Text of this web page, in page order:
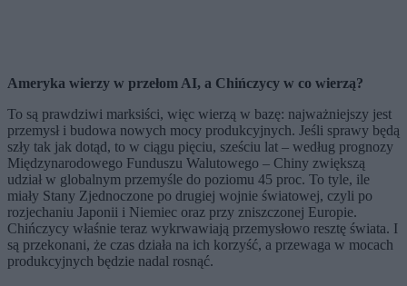
Ameryka wierzy w przełom AI, a Chińczycy w co wierzą?
To są prawdziwi marksiści, więc wierzą w bazę: najważniejszy jest
przemysł i budowa nowych mocy produkcyjnych. Jeśli sprawy będą
szły tak jak dotąd, to w ciągu pięciu, sześciu lat – według prognozy
Międzynarodowego Funduszu Walutowego – Chiny zwiększą
udział w globalnym przemyśle do poziomu 45 proc. To tyle, ile
miały Stany Zjednoczone po drugiej wojnie światowej, czyli po
rozjechaniu Japonii i Niemiec oraz przy zniszczonej Europie.
Chińczycy właśnie teraz wykrwawiają przemysłowo resztę świata. I
są przekonani, że czas działa na ich korzyść, a przewaga w mocach
produkcyjnych będzie nadal rosnąć.